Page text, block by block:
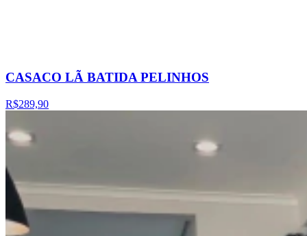
CASACO LÃ BATIDA PELINHOS
R$289,90